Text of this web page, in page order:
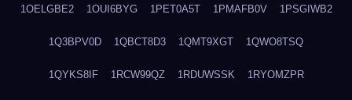
1OELGBE2 1OUI6BYG 1PET0A5T 1PMAFB0V 1PSGIWB2
1Q3BPV0D 1QBCT8D3 1QMT9XGT 1QWO8TSQ
1QYKS8IF 1RCW99QZ 1RDUWSSK 1RYOMZPR